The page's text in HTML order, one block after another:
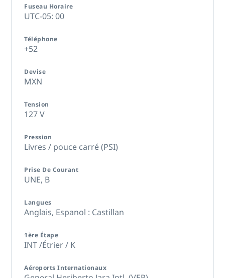
Fuseau Horaire
UTC-05: 00
Téléphone
+52
Devise
MXN
Tension
127 V
Pression
Livres / pouce carré (PSI)
Prise De Courant
UNE, B
Langues
Anglais, Espanol : Castillan
1ère Étape
INT /Étrier / K
Aéroports Internationaux